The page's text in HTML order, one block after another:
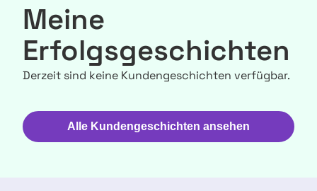
Meine
Erfolgsgeschichten
Derzeit sind keine Kundengeschichten verfügbar.
Alle Kundengeschichten ansehen